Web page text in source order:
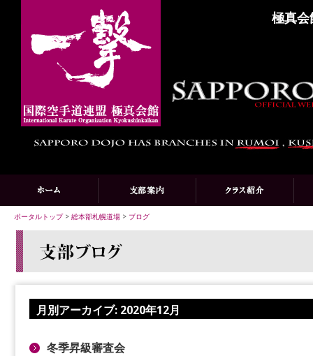
極真会
ポータルトップ> 総本部札幌道場 > ブログ
月別アーカイブ: 2020年12月
冬季昇級審査会